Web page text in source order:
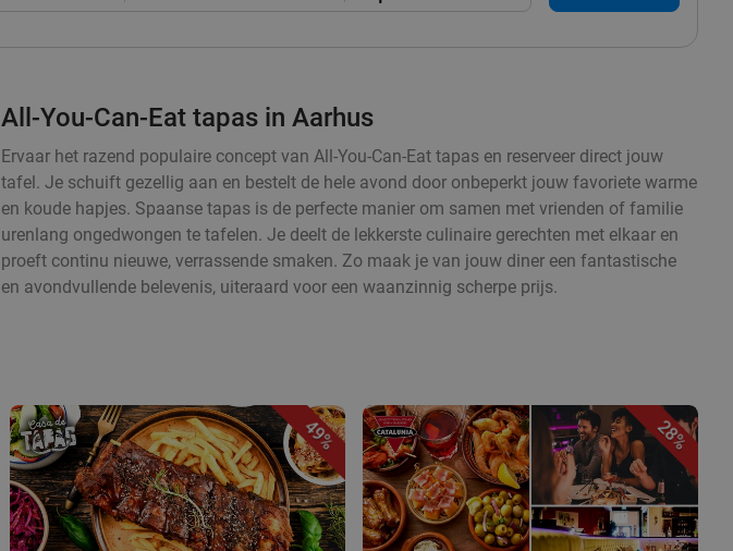
All-You-Can-Eat tapas in Aarhus
Ervaar het razend populaire concept van All-You-Can-Eat tapas en reserveer direct jouw
tafel. Je schuift gezellig aan en bestelt de hele avond door onbeperkt jouw favoriete warme
en koude hapjes. Spaanse tapas is de perfecte manier om samen met vrienden of familie
urenlang ongedwongen te tafelen. Je deelt de lekkerste culinaire gerechten met elkaar en
proeft continu nieuwe, verrassende smaken. Zo maak je van jouw diner een fantastische
en avondvullende belevenis, uiteraard voor een waanzinnig scherpe prijs.
49% 28%